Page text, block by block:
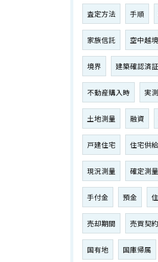
査定方法 手順
家族信託 空中越境
境界 建築確認済証
不動産購入時 実
土地測量 融資
戸建住宅 住宅供給
現況測量 確定測量
手付金 預金
売却期間 売買契約
国有地 国庫帰属